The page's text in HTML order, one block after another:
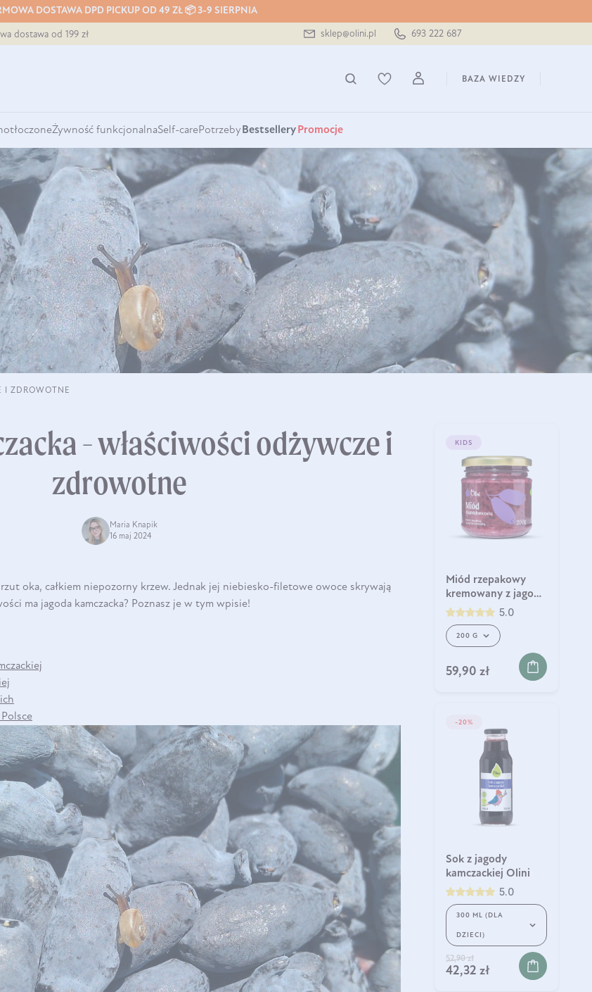
DOSTAWA DPD PICKUP OD 49 ZŁ 📦 3-9 SIERPNIA
dostawa od 199 zł sklep@olini.pl 693 222 687
BAZA WIEDZY
Żywność funkcjonalnaSelf-carePotrzeby Bestsellery Promocje
I ZDROWOTNE
- właściwości odżywcze i
zdrowotne
Maria Knapik
16 maj 2024
KIDS
Miód rzepakowy
kremowany z jagodą
kamczacką Olini
5.0
200 G
59,90 zł
-20%
Sok z jagody
kamczackiej Olini
5.0
300 ML (DLA
DZIECI)
42,32 zł
52,90 zł
DO KOSZYKA
oka, całkiem niepozorny krzew. Jednak jej niebiesko-filetowe owoce skrywają
ma jagoda kamczacka? Poznasz je w tym wpisie!